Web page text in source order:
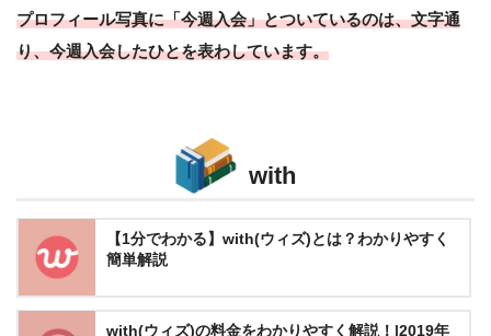
プロフィール写真に「今週入会」とついているのは、文字通
り、今週入会したひとを表わしています。
with
【1分でわかる】with(ウィズ)とは？わかりやすく
簡単解説
with(ウィズ)の料金をわかりやすく解説！|2019年